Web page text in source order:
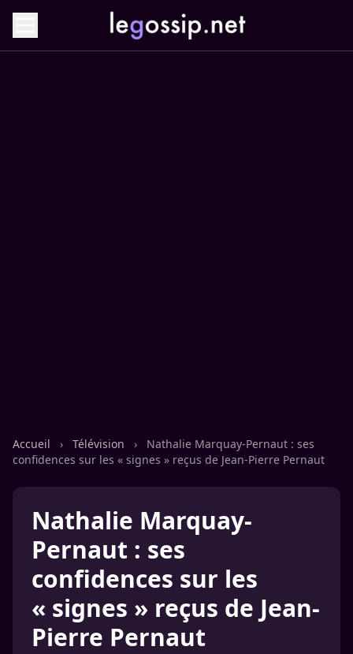
Accueil › Télévision ›
Nathalie Marquay-Pernaut : ses
confidences sur les « signes » reçus de Jean-Pierre Pernaut
Nathalie Marquay-
Pernaut : ses
confidences sur les
« signes » reçus de Jean-
Pierre Pernaut